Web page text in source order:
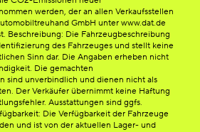
werden, der an allen Verkaufsstellen
GmbH unter www.dat.de
Beschreibung: Die Fahrzeugbeschreibung
des Fahrzeuges und stellt keine
Sinn dar. Die Angaben erheben nicht
Die gemachten
sind unverbindlich und dienen nicht als
Der Verkäufer übernimmt keine Haftung
Ausstattungen sind ggfs.
Die Verfügbarkeit der Fahrzeuge
und ist von der aktuellen Lager- und